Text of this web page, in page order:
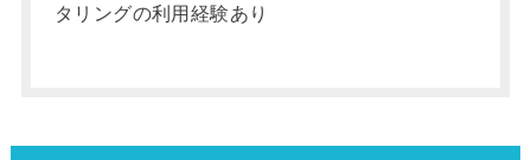
タリングの利用経験あり